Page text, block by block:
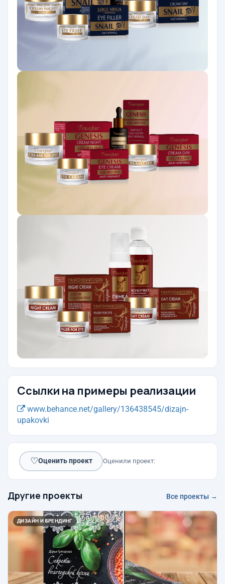
Ссылки на примеры реализации
www.behance.net/gallery/136438545/dizajn-
upakovki
♡Оценить проект Оценили проект:
Другие проекты Все проекты →
ДИЗАЙН И БРЕНДИНГ